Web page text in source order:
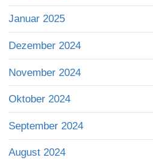
Januar 2025
Dezember 2024
November 2024
Oktober 2024
September 2024
August 2024